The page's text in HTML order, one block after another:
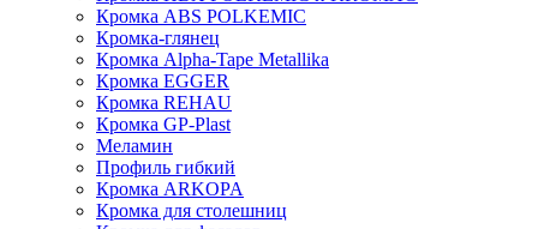
Кромка ABS POLKEMIС
Кромка-глянец
Кромка Alpha-Tape Metallika
Кромка EGGER
Кромка REHAU
Кромка GP-Plast
Меламин
Профиль гибкий
Кромка ARKOPA
Кромка для столешниц